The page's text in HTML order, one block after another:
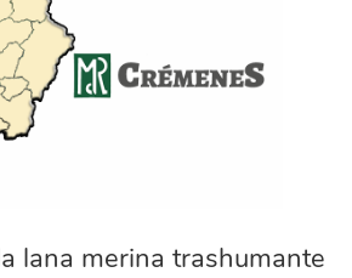
lana merina trashumante